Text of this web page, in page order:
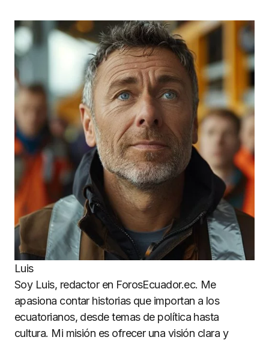
Luis
Soy Luis, redactor en ForosEcuador.ec. Me
apasiona contar historias que importan a los
ecuatorianos, desde temas de política hasta
cultura. Mi misión es ofrecer una visión clara y